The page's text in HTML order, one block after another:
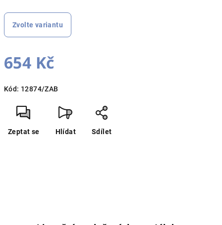
Zvolte variantu
654 Kč
cena:
Kód: 12874/ZAB
Zeptat se Hlídat Sdílet